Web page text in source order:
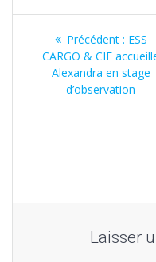
Navigation
l’article
Précédent : Article
:
ESS
CARGO & CIE
Alexandra en stage
d’observation
Laisser